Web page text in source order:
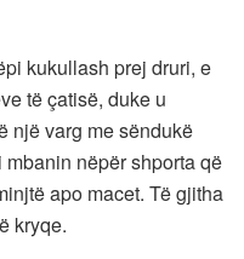
kukullash prej druri, e
të çatisë, duke u
një varg me sëndukë
nëpër shporta që
apo macet. Të gjitha
kryqe.